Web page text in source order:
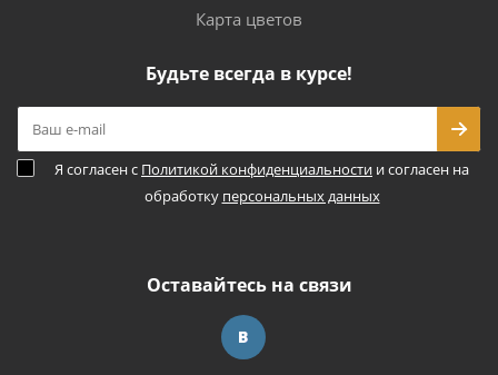
Карта цветов
Будьте всегда в курсе!
Я согласен с Политикой конфиденциальности и согласен на
обработку персональных данных
Оставайтесь на связи